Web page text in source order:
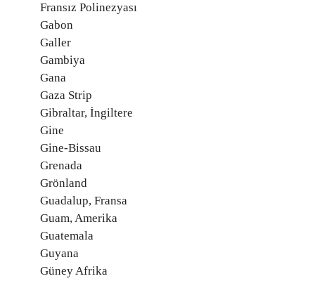
Fransız Polinezyası
Gabon
Galler
Gambiya
Gana
Gaza Strip
Gibraltar, İngiltere
Gine
Gine-Bissau
Grenada
Grönland
Guadalup, Fransa
Guam, Amerika
Guatemala
Guyana
Güney Afrika